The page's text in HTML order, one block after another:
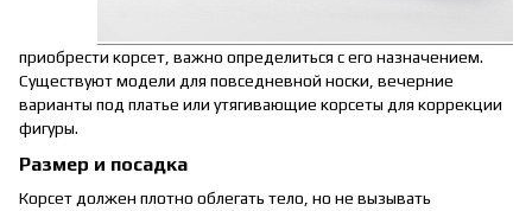
приобрести корсет, важно определиться с его назначением.
Существуют модели для повседневной носки, вечерние
варианты под платье или утягивающие корсеты для коррекции
фигуры.
Размер и посадка
Корсет должен плотно облегать тело, но не вызывать